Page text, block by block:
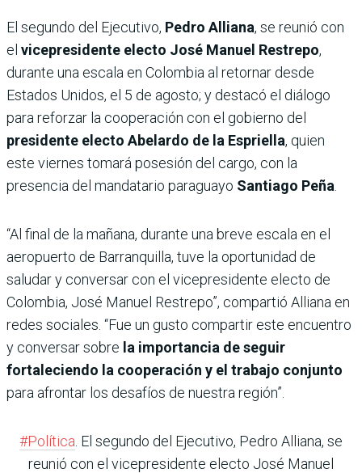
El segundo del Ejecutivo, Pedro Alliana, se reunió con
el vicepresidente electo José Manuel Restrepo,
durante una escala en Colombia al retornar desde
Estados Unidos, el 5 de agosto; y destacó el diálogo
para reforzar la cooperación con el gobierno del
presidente electo Abelardo de la Espriella, quien
este viernes tomará posesión del cargo, con la
presencia del mandatario paraguayo Santiago Peña
“Al final de la mañana, durante una breve escala en el
aeropuerto de Barranquilla, tuve la oportunidad de
saludar y conversar con el vicepresidente electo de
Colombia, José Manuel Restrepo”, compartió Alliana en
redes sociales. “Fue un gusto compartir este encuentro
y conversar sobre la importancia de seguir
fortaleciendo la cooperación y el trabajo conjunto
para afrontar los desafíos de nuestra región”.
#Política . El segundo del Ejecutivo, Pedro Alliana, se
reunió con el vicepresidente electo José Manuel